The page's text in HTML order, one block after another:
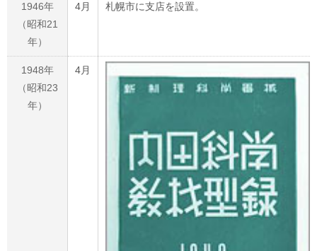
1946年
（昭和21
年）
4月 札幌市に支店を設置。
1948年
（昭和23
年）
4月